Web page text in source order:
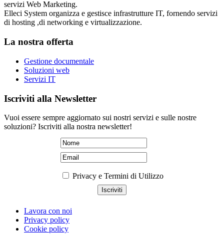
servizi Web Marketing.
Elleci System organizza e gestisce infrastrutture IT, fornendo servizi
di hosting ,di networking e virtualizzazione.
La nostra offerta
Gestione documentale
Soluzioni web
Servizi IT
Iscriviti alla Newsletter
Vuoi essere sempre aggiornato sui nostri servizi e sulle nostre
soluzioni? Iscriviti alla nostra newsletter!
Privacy e Termini di Utilizzo
Lavora con noi
Privacy policy
Cookie policy